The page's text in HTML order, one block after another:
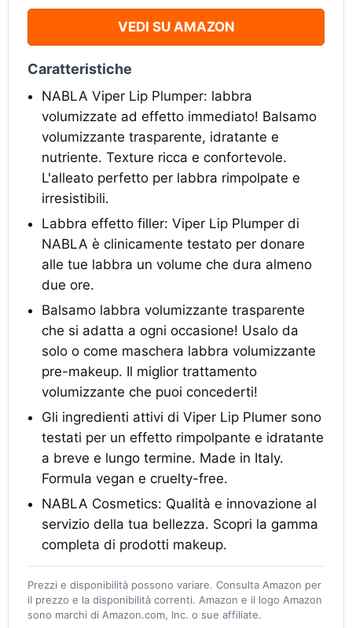
VEDI SU AMAZON
Caratteristiche
NABLA Viper Lip Plumper: labbra
volumizzate ad effetto immediato! Balsamo
volumizzante trasparente, idratante e
nutriente. Texture ricca e confortevole.
L'alleato perfetto per labbra rimpolpate e
irresistibili.
Labbra effetto filler: Viper Lip Plumper di
NABLA è clinicamente testato per donare
alle tue labbra un volume che dura almeno
due ore.
Balsamo labbra volumizzante trasparente
che si adatta a ogni occasione! Usalo da
solo o come maschera labbra volumizzante
pre-makeup. Il miglior trattamento
volumizzante che puoi concederti!
Gli ingredienti attivi di Viper Lip Plumer sono
testati per un effetto rimpolpante e idratante
a breve e lungo termine. Made in Italy.
Formula vegan e cruelty-free.
NABLA Cosmetics: Qualità e innovazione al
servizio della tua bellezza. Scopri la gamma
completa di prodotti makeup.
Prezzi e disponibilità possono variare. Consulta Amazon per
il prezzo e la disponibilità correnti. Amazon e il logo Amazon
sono marchi di Amazon.com, Inc. o sue affiliate.